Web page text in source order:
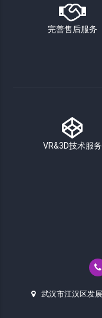
完善售后服务
VR&3D技术服务
武汉市江汉区发